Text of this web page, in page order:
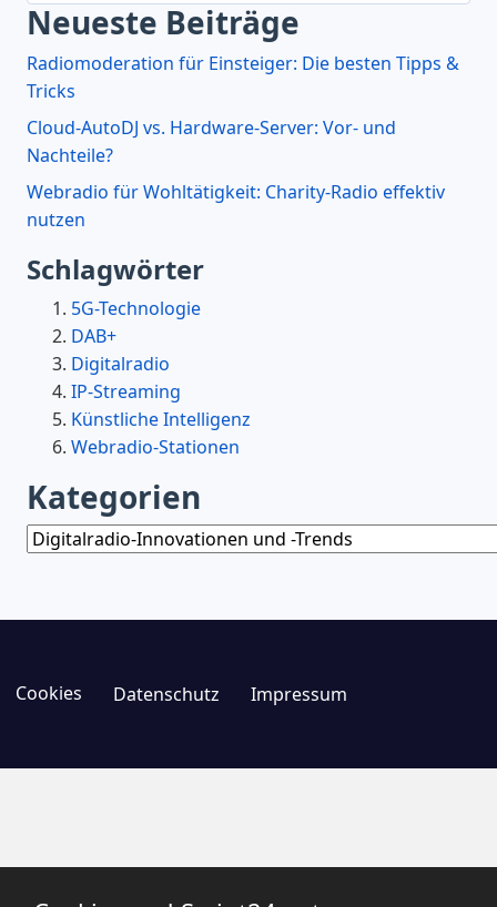
Neueste Beiträge
Radiomoderation für Einsteiger: Die besten Tipps &
Tricks
Cloud-AutoDJ vs. Hardware-Server: Vor- und
Nachteile?
Webradio für Wohltätigkeit: Charity-Radio effektiv
nutzen
Schlagwörter
5G-Technologie
DAB+
Digitalradio
IP-Streaming
Künstliche Intelligenz
Webradio-Stationen
Kategorien
Kategorien
Cookies Datenschutz Impressum